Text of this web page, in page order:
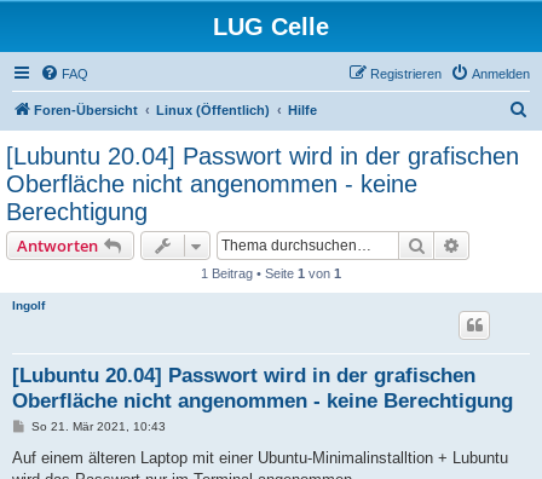
LUG Celle
FAQ Anmelden
Registrieren
Foren-Übersicht Linux (Öffentlich) Hilfe
[Lubuntu 20.04] Passwort wird in der grafischen
Oberfläche nicht angenommen - keine
Berechtigung
Antworten Suche
1 Beitrag • Seite 1 von 1
Ingolf
[Lubuntu 20.04] Passwort wird in der grafischen
Oberfläche nicht angenommen - keine Berechtigung
BSo 21. Mär 2021, 10:43
Auf einem älteren Laptop mit einer Ubuntu-Minimalinstalltion + Lubuntu